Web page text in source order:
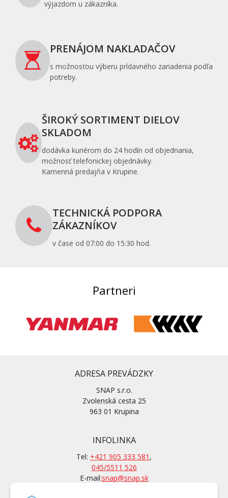
výjazdom u zákazníka.
PRENÁJOM NAKLADAČOV
s možnosťou výberu prídavného zariadenia podľa
potreby.
ŠIROKÝ SORTIMENT DIELOV
SKLADOM
dodávka kuriérom do 24 hodín od objednania,
možnosť telefonickej objednávky.
Kamenná predajňa v Krupine.
TECHNICKÁ PODPORA
ZÁKAZNÍKOV
v čase od 07:00 do 15:30 hod.
Partneri
ADRESA PREVÁDZKY
SNAP s.r.o.
Zvolenská cesta 25
963 01 Krupina
INFOLINKA
Tel: +421 905 333 581 ,
045/5511 526
E-mail:snap@snap.sk